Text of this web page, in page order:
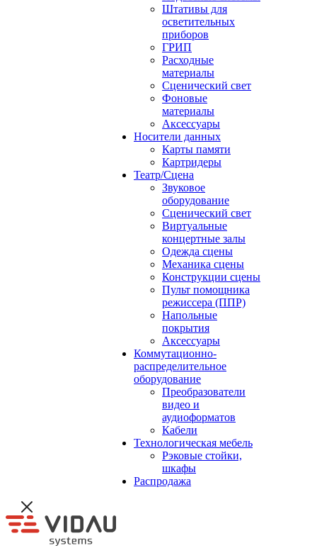
Штативы для
осветительных
приборов
ГРИП
Расходные
материалы
Сценический свет
Фоновые
материалы
Аксессуары
Носители данных
Карты памяти
Картридеры
Театр/Сцена
Звуковое
оборудование
Сценический свет
Виртуальные
концертные залы
Одежда сцены
Механика сцены
Конструкции сцены
Пульт помощника
режиссера (ППР)
Напольные
покрытия
Аксессуары
Коммутационно-
распределительное
оборудование
Преобразователи
видео и
аудиоформатов
Кабели
Технологическая мебель
Рэковые стойки,
шкафы
Распродажа